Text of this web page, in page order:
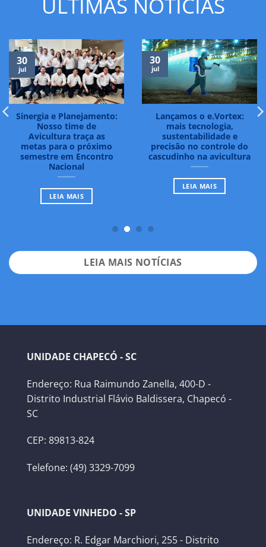
Realizamos a primeira
edição da Egg Journey
em Goiás para debater a
qualidade dos ovos
LEIA MAIS
03
jun
Ação com mulheres da
Vibra Foods reforça
protagonismo feminino
LEIA MAIS
30
mar
LEIA MAIS NOTÍCIAS
UNIDADE CHAPECÓ - SC
Endereço: Rua Raimundo Zanella, 400-D -
Distrito Industrial Flávio Baldissera, Chapecó -
SC
CEP: 89813-824
Telefone: (49) 3329-7099
UNIDADE VINHEDO - SP
Endereço: R. Edgar Marchiori, 255 - Distrito